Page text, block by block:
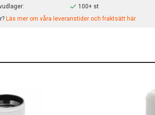
100+ st
Läs mer om våra leveranstider och fraktsätt här.